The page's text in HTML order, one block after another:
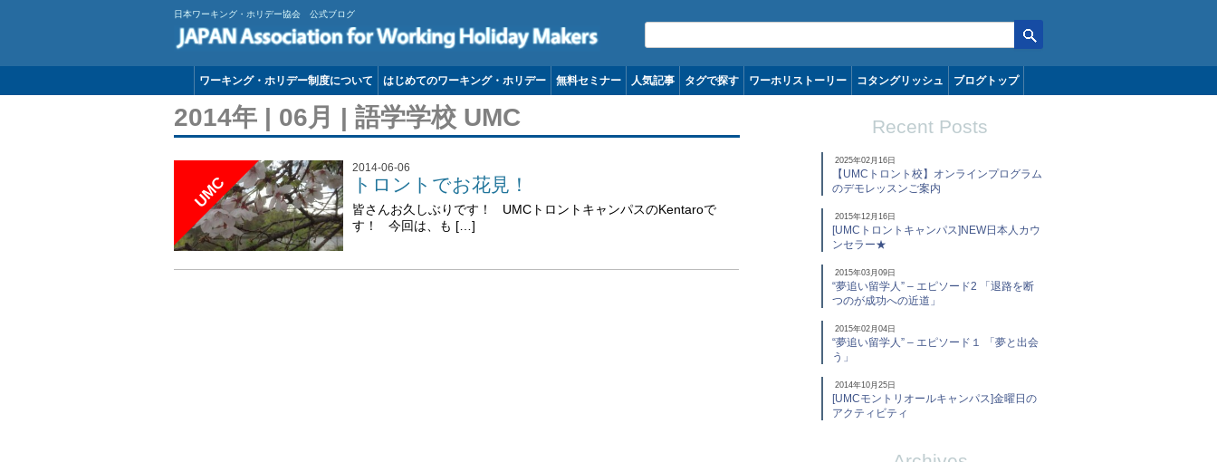
日本ワーキング・ホリデー協会 公式ブログ
コンテンツへ移動
ワーキング・ホリデー制度について はじめてのワーキング・ホリデー 無料セミナー 人気記事 タグで探す ワーホリストーリー コタングリッシュ ブログトップ
2014年 | 06月 | 語学学校 UMC
UMC
2014-06-06
トロントでお花見！
皆さんお久しぶりです！ UMCトロントキャンパスのKentaroで
す！ 今回は、も […]
Recent Posts
2025年02月16日
【UMCトロント校】オンラインプログラム
のデモレッスンご案内
2015年12月16日
[UMCトロントキャンパス]NEW日本人カウ
ンセラー★
2015年03月09日
“夢追い留学人” – エピソード2 「退路を断
つのが成功への近道」
2015年02月04日
“夢追い留学人” – エピソード１ 「夢と出会
う」
2014年10月25日
[UMCモントリオールキャンパス]金曜日の
アクティビティ